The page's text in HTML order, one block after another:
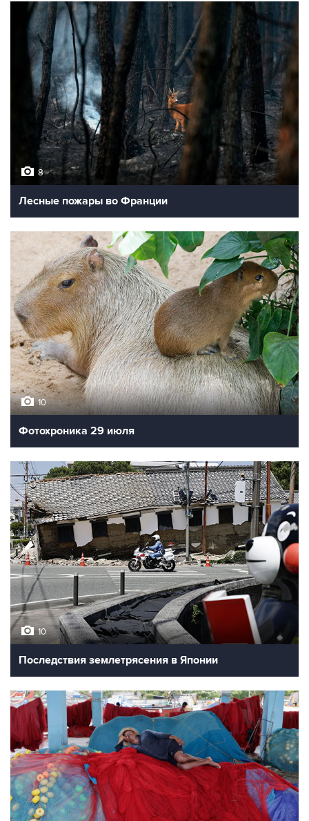
10
Нашествие мигрантов в испанскую Сеуту
10
Лучшие фото недели
10
Фотохроника 30 июля
8
Лесные пожары во Франции